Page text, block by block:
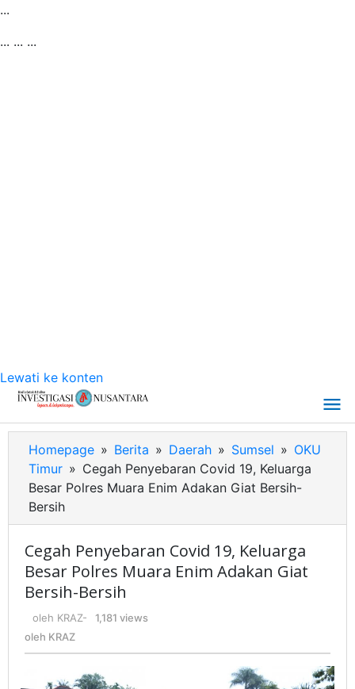
...
... ... ...
Lewati ke konten
Homepage » Berita » Daerah » Sumsel » OKU
Timur » Cegah Penyebaran Covid 19, Keluarga
Besar Polres Muara Enim Adakan Giat Bersih-
Bersih
Cegah Penyebaran Covid 19, Keluarga
Besar Polres Muara Enim Adakan Giat
Bersih-Bersih
oleh KRAZ-
1,181 views
oleh KRAZ